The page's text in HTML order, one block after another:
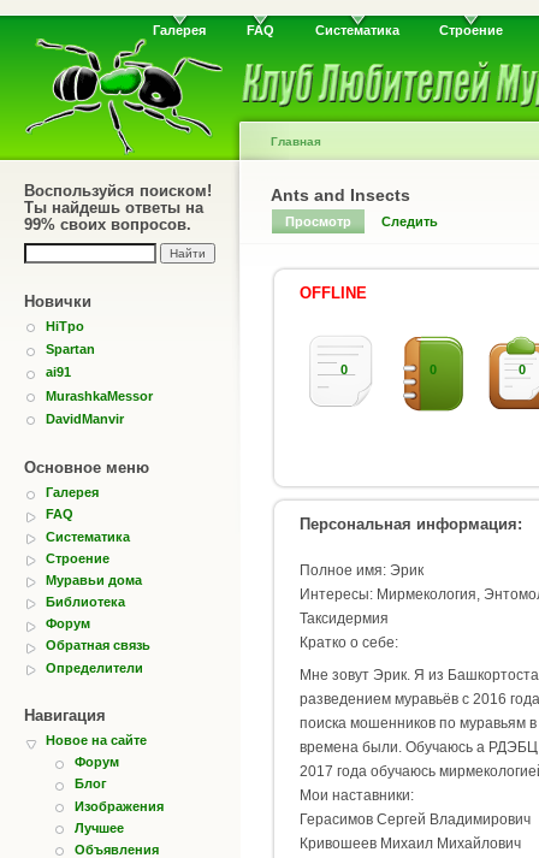
Галерея FAQ Систематика Строение
Воспользуйся поиском!
Ты найдешь ответы на
99% своих вопросов.
Новички
HiTpo
Spartan
ai91
MurashkaMessor
DavidManvir
Основное меню
Галерея
FAQ
Систематика
Строение
Муравьи дома
Библиотека
Форум
Обратная связь
Определители
Навигация
Новое на сайте
Форум
Блог
Изображения
Лучшее
Объявления
Главная
Ants and Insects
Просмотр Следить
OFFLINE
0 0 0
Персональная информация:
Полное имя: Эрик
Интересы: Мирмекология,
Таксидермия
Кратко о себе:
Мне зовут Эрик. Я из
разведением муравьёв с 2016
поиска мошенников по муравьям
времена были. Обучаюсь а РДЭБЦ
2017 года обучаюсь
Мои наставники:
Герасимов Сергей Владимирович
Кривошеев Михаил Михайлович